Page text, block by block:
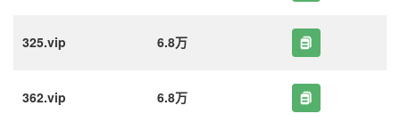
325.vip 6.8万
362.vip 6.8万